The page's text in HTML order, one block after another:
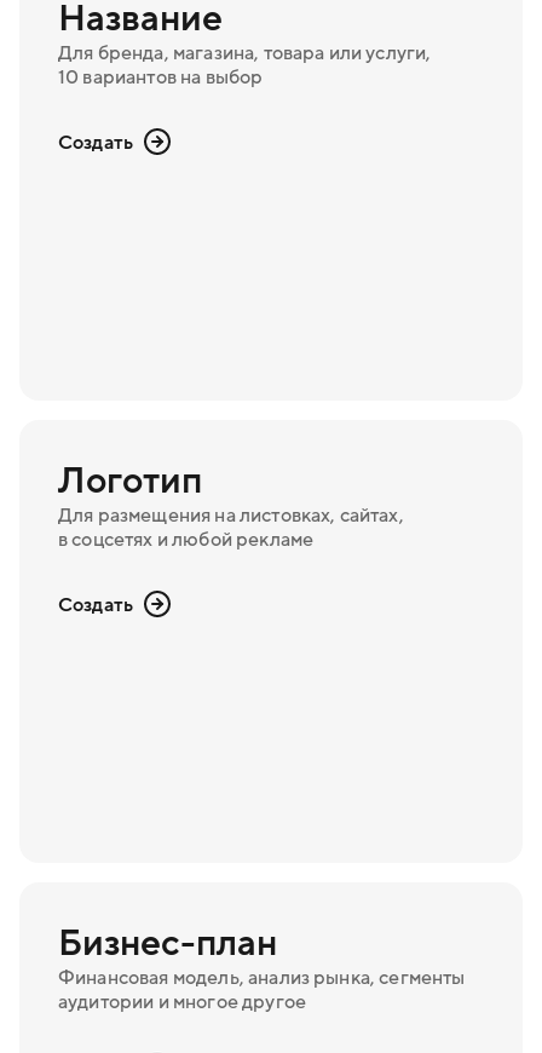
Название
Для бренда, магазина, товара или услуги,
10 вариантов на выбор
Создать
Логотип
Для размещения на листовках, сайтах,
в соцсетях и любой рекламе
Создать
Бизнес-план
Финансовая модель, анализ рынка, сегменты
аудитории и многое другое